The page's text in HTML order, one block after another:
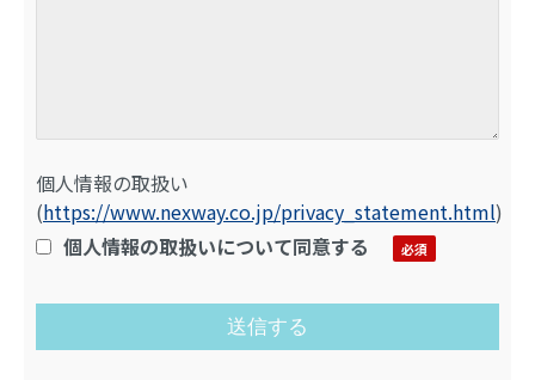
個人情報の取扱い
(https://www.nexway.co.jp/privacy_statement.html)
個人情報の取扱いについて同意する